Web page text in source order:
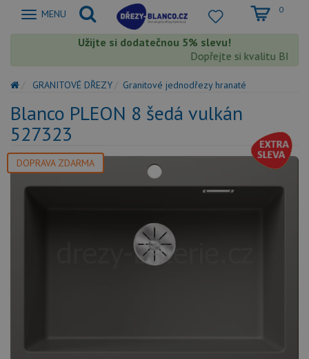
Zobrazit
MENU 0
Užijte si dodatečnou 5% slevu!
Dopřejte si kvalitu Blanco
GRANITOVÉ DŘEZY Granitové jednodřezy hranaté
Blanco PLEON 8 šedá vulkán
527323
DOPRAVA ZDARMA